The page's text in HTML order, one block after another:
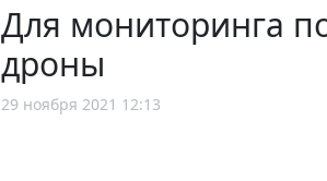
Для мониторинга
дроны
29 ноября 2021 12:13